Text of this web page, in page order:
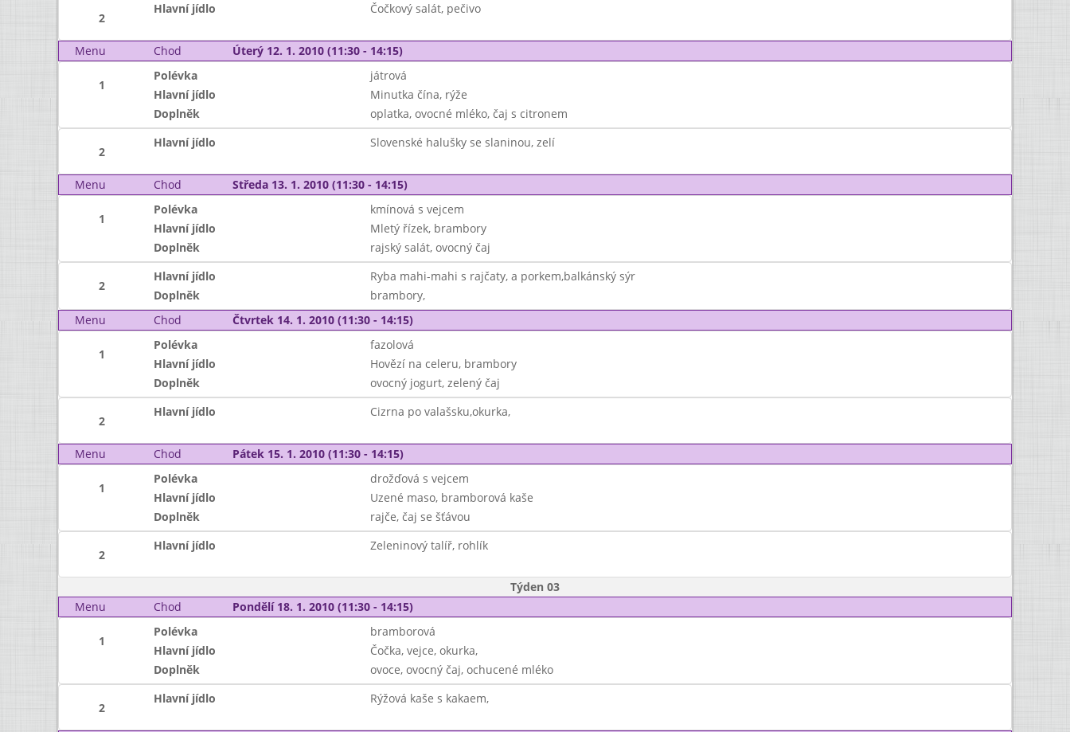
2
Hlavní jídlo Čočkový salát, pečivo
Menu Chod Úterý 12. 1. 2010 (11:30 - 14:15)
1
Polévka
játrová
Hlavní jídlo
Minutka čína, rýže
Doplněk
oplatka, ovocné mléko, čaj s citronem
2
Hlavní jídlo Slovenské halušky se slaninou, zelí
Menu Chod Středa 13. 1. 2010 (11:30 - 14:15)
1
Polévka
kmínová s vejcem
Hlavní jídlo
Mletý řízek, brambory
Doplněk
rajský salát, ovocný čaj
2
Hlavní jídlo
Ryba mahi-mahi s rajčaty, a porkem,balkánský sýr
Doplněk
brambory,
Menu
Chod Čtvrtek 14. 1. 2010 (11:30 - 14:15)
1
Polévka
fazolová
Hlavní jídlo
Hovězí na celeru, brambory
Doplněk
ovocný jogurt, zelený čaj
2
Hlavní jídlo Cizrna po valašsku,okurka,
Menu Chod Pátek 15. 1. 2010 (11:30 - 14:15)
1
Polévka
drožďová s vejcem
Hlavní jídlo
Uzené maso, bramborová kaše
Doplněk
rajče, čaj se šťávou
2
Hlavní jídlo Zeleninový talíř, rohlík
Týden 03
Menu
Chod Pondělí 18. 1. 2010 (11:30 - 14:15)
1
Polévka
bramborová
Hlavní jídlo
Čočka, vejce, okurka,
Doplněk
ovoce, ovocný čaj, ochucené mléko
2
Hlavní jídlo Rýžová kaše s kakaem,